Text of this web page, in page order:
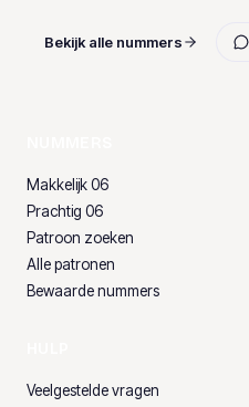
Bekijk alle nummers
Makkelijk 06
Prachtig 06
Patroon zoeken
Alle patronen
Bewaarde nummers
Veelgestelde vragen